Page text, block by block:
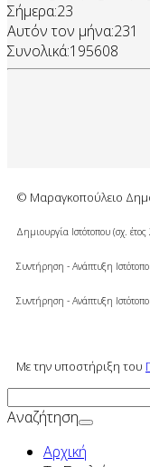
Σήμερα:23
Αυτόν τον μήνα:231
Συνολικά:195608
© Μαραγκοπούλειο
Δημιουργία Ιστότοπου (σχ.
Συντήρηση - Ανάπτυξη
Συντήρηση - Ανάπτυξη
Με την υποστήριξη του
Αναζήτηση
Αρχική